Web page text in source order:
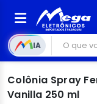
IA
Colônia Spray
Vanilla 250 ml